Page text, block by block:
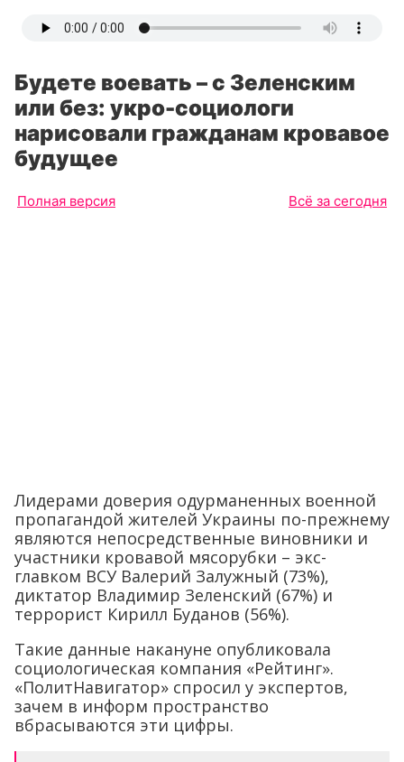
Будете воевать – с Зеленским
или без: укро-социологи
нарисовали гражданам кровавое
будущее
Полная версия Всё за сегодня
Лидерами доверия одурманенных военной
пропагандой жителей Украины по-прежнему
являются непосредственные виновники и
участники кровавой мясорубки – экс-
главком ВСУ Валерий Залужный (73%),
диктатор Владимир Зеленский (67%) и
террорист Кирилл Буданов (56%).
Такие данные накануне опубликовала
социологическая компания «Рейтинг».
«ПолитНавигатор» спросил у экспертов,
зачем в информ пространство
вбрасываются эти цифры.